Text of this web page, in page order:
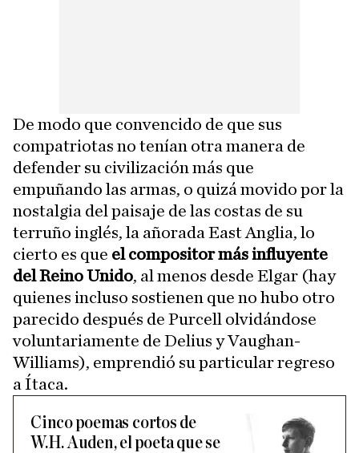
De modo que convencido de que sus
compatriotas no tenían otra manera de
defender su civilización más que
empuñando las armas, o quizá movido por la
nostalgia del paisaje de las costas de su
terruño inglés, la añorada East Anglia, lo
cierto es que el compositor más influyente
del Reino Unido, al menos desde Elgar (hay
quienes incluso sostienen que no hubo otro
parecido después de Purcell olvidándose
voluntariamente de Delius y Vaughan-
Williams), emprendió su particular regreso
a Ítaca.
Cinco poemas cortos de
W.H. Auden, el poeta que se